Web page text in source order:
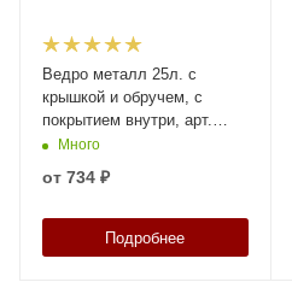
Ведро металл 25л. с
крышкой и обручем, с
покрытием внутри, арт.
ВМо 25б с покрытием (Б),
Много
от 734 ₽
Подробнее